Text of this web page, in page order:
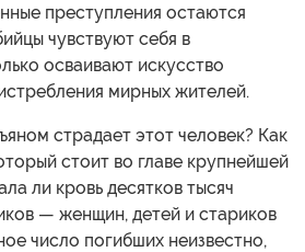
преступления остаются
чувствуют себя в
осваивают искусство
мирных жителей.
страдает этот человек? Как
стоит во главе крупнейшей
ли кровь десятков тысяч
— женщин, детей и стариков
число погибших неизвестно,